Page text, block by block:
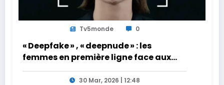
Tv5monde 0
« Deepfake » , « deepnude » : les
femmes en première ligne face aux
dangers de l’intelligence artificielle
30 Mar, 2026 | 12:48